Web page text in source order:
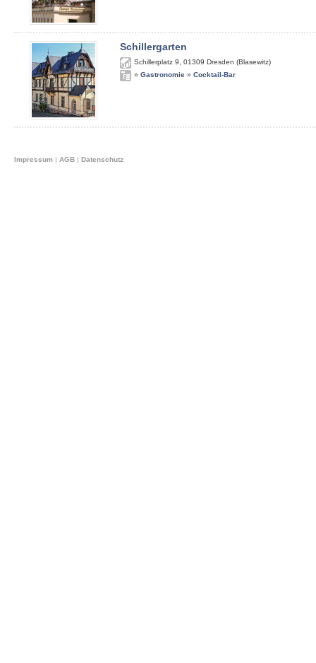
Schillergarten
Schillerplatz 9 01309 Dresden (Blasewitz)
» Gastronomie » Cocktail-Bar
Impressum | AGB | Datenschutz